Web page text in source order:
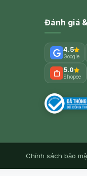
Đánh giá
4.5
Google
5.0
Shopee
Chính sách bảo